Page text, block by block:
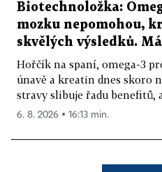
Biotechnoložka:
mozku nepomohou,
skvělých výsledků.
Hořčík na spaní, omega-3
únavě a kreatin dnes skoro
stravy slibuje řadu benefitů,
6. 8. 2026 ▪ 16:13 min.